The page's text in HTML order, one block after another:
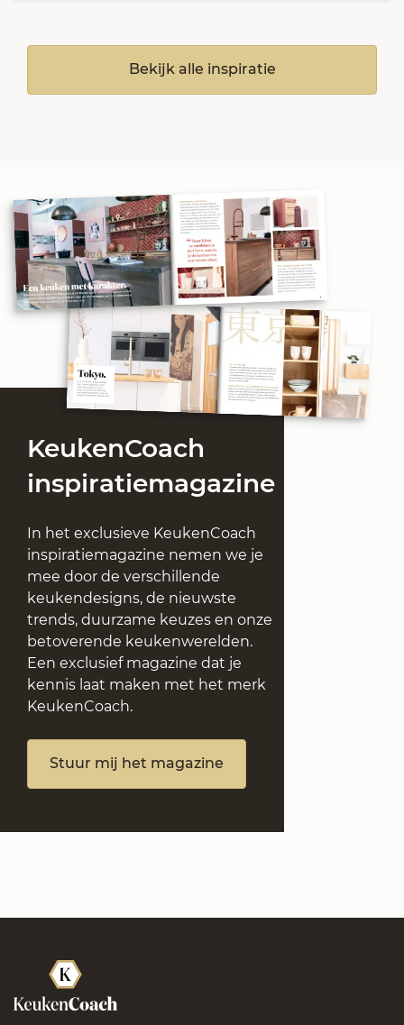
Bekijk alle inspiratie
KeukenCoach
inspiratiemagazine
In het exclusieve KeukenCoach
inspiratiemagazine nemen we je
mee door de verschillende
keukendesigns, de nieuwste
trends, duurzame keuzes en onze
betoverende keukenwerelden.
Een exclusief magazine dat je
kennis laat maken met het merk
KeukenCoach.
Stuur mij het magazine